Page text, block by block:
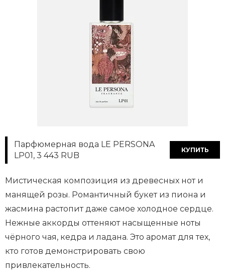
Парфюмерная вода LE PERSONA
LP01, 3 443 RUB
КУПИТЬ
Мистическая композиция из древесных нот и
манящей розы. Романтичный букет из пиона и
жасмина растопит даже самое холодное сердце.
Нежные аккорды оттеняют насыщенные ноты
чёрного чая, кедра и ладана. Это аромат для тех,
кто готов демонстрировать свою
привлекательность.